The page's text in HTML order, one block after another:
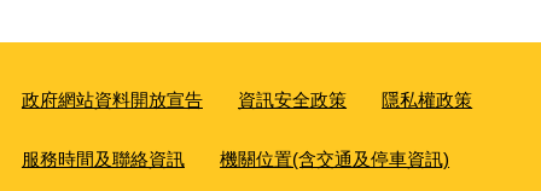
政府網站資料開放宣告 資訊安全政策 隱私權政策
服務時間及聯絡資訊 機關位置(含交通及停車資訊)